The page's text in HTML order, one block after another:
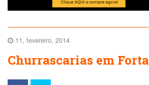
11, fevereiro, 2014
Churrascarias em